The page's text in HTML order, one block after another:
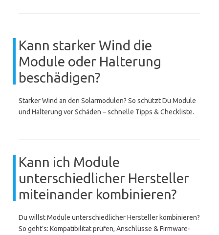
Kann starker Wind die
Module oder Halterung
beschädigen?
Starker Wind an den Solarmodulen? So schützt Du Module
und Halterung vor Schäden – schnelle Tipps & Checkliste.
Kann ich Module
unterschiedlicher Hersteller
miteinander kombinieren?
Du willst Module unterschiedlicher Hersteller kombinieren?
So geht’s: Kompatibilität prüfen, Anschlüsse & Firmware-